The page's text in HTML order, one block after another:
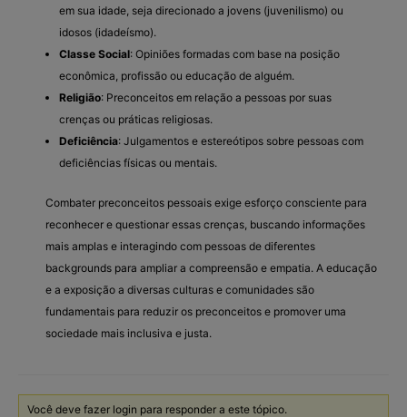
em sua idade, seja direcionado a jovens (juvenilismo) ou
idosos (idadeísmo).
Classe Social: Opiniões formadas com base na posição
econômica, profissão ou educação de alguém.
Religião: Preconceitos em relação a pessoas por suas
crenças ou práticas religiosas.
Deficiência: Julgamentos e estereótipos sobre pessoas com
deficiências físicas ou mentais.
Combater preconceitos pessoais exige esforço consciente para
reconhecer e questionar essas crenças, buscando informações
mais amplas e interagindo com pessoas de diferentes
backgrounds para ampliar a compreensão e empatia. A educação
e a exposição a diversas culturas e comunidades são
fundamentais para reduzir os preconceitos e promover uma
sociedade mais inclusiva e justa.
Você deve fazer login para responder a este tópico.